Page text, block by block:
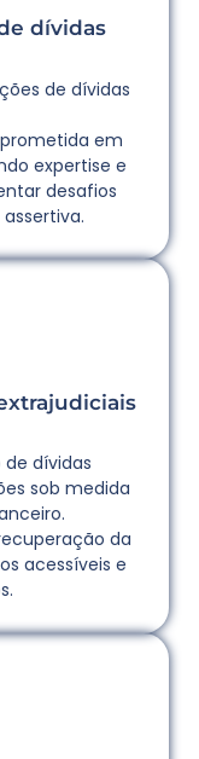
dívidas
de dívidas
em
expertise e
desafios
dívidas
sob medida
da
acessíveis e